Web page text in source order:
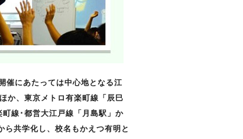
催にあたっては中心地となる江
か、東京メトロ有楽町線「辰巳
線･都営大江戸線「月島駅」か
ら共学化し、校名もかえつ有明と